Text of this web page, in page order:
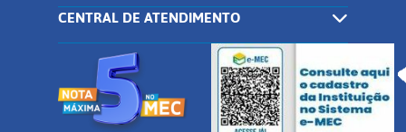
CENTRAL DE ATENDIMENTO